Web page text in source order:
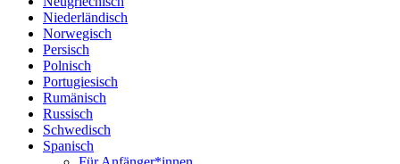
Niederländisch
Norwegisch
Persisch
Polnisch
Portugiesisch
Rumänisch
Russisch
Schwedisch
Spanisch